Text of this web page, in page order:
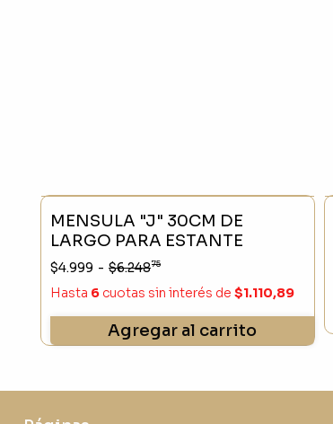
MENSULA "J" 30CM DE
LARGO PARA ESTANTE
$4.999 - $6.24875
Hasta 6 cuotas sin interés de $1.110,89
Agregar al carrito